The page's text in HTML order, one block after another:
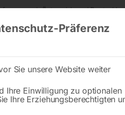
nach Österreich und
6
Präferenz
Sie unsere Website weiter
Ihre Einwilligung zu optionalen
Ihre Erziehungsberechtigten